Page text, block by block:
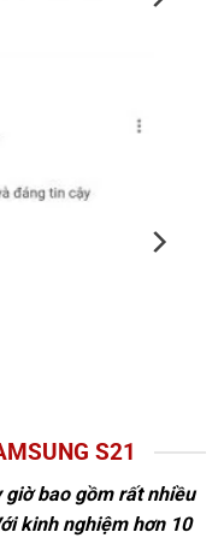
S21
bao gồm rất nhiều
kinh nghiệm hơn 10